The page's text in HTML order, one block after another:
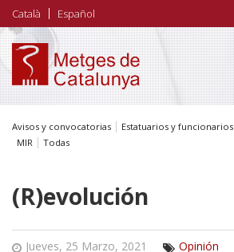
Pasar
al
contenido
principal
Català Español
Avisos y convocatorias Estatuarios y funcionarios
MIR
Todas
(R)evolución
Jueves, 25 Marzo, 2021 Opinión